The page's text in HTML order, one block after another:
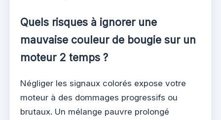
Quels risques à ignorer une
mauvaise couleur de bougie sur un
moteur 2 temps ?
Négliger les signaux colorés expose votre
moteur à des dommages progressifs ou
brutaux. Un mélange pauvre prolongé